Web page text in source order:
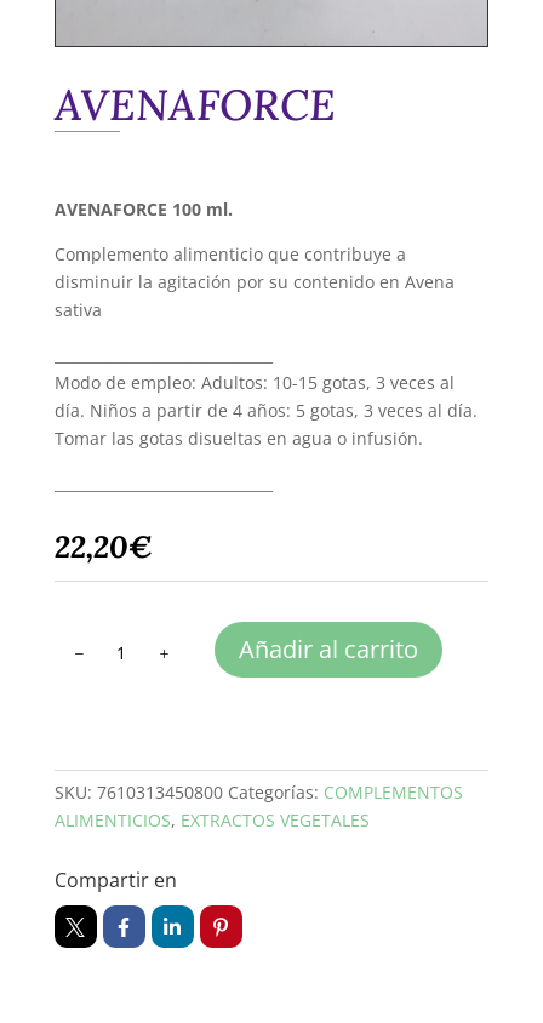
AVENAFORCE
AVENAFORCE 100 ml.
Complemento alimenticio que contribuye a
disminuir la agitación por su contenido en Avena
sativa
Modo de empleo: Adultos: 10-15 gotas, 3 veces al
día. Niños a partir de 4 años: 5 gotas, 3 veces al día.
Tomar las gotas disueltas en agua o infusión.
22,20€
cantidad
Añadir al carrito
SKU: 7610313450800 Categorías: COMPLEMENTOS
ALIMENTICIOS, EXTRACTOS VEGETALES
Compartir en